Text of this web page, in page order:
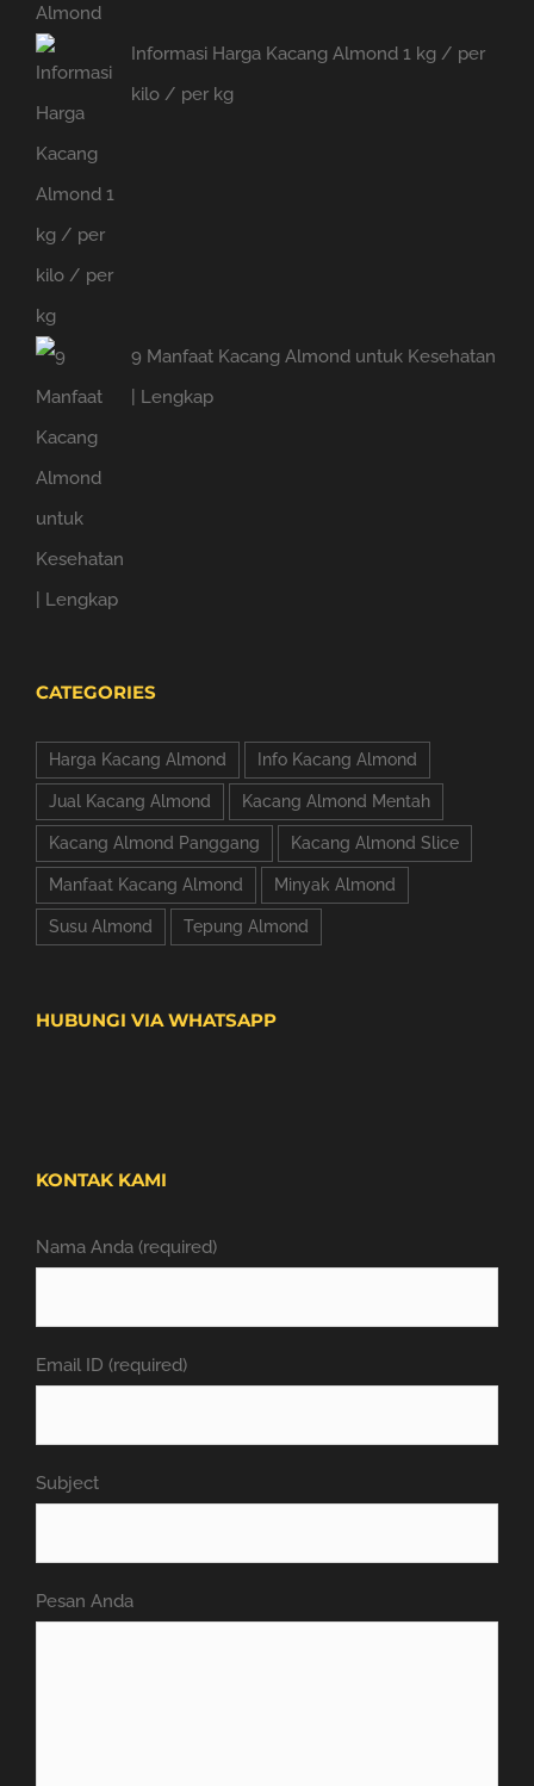
Informasi Harga Kacang Almond 1 kg / per
kilo / per kg
9 Manfaat Kacang Almond untuk Kesehatan
| Lengkap
CATEGORIES
Harga Kacang Almond Info Kacang Almond
Jual Kacang Almond Kacang Almond Mentah
Kacang Almond Panggang Kacang Almond Slice
Manfaat Kacang Almond Minyak Almond
Susu Almond Tepung Almond
HUBUNGI VIA WHATSAPP
KONTAK KAMI
Nama Anda (required)
Email ID (required)
Subject
Pesan Anda